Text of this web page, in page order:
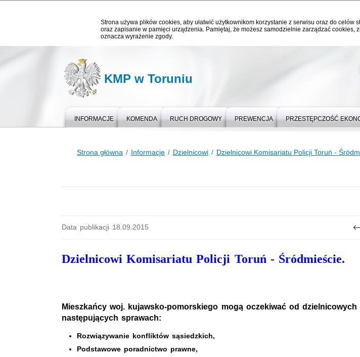
Strona używa plików cookies, aby ułatwić użytkownikom korzystanie z serwisu oraz do
oraz zapisanie w pamięci urządzenia. Pamiętaj, że możesz samodzielnie zarządzać
oznacza wyrażenie zgody.
KMP w Toruniu
INFORMACJE KOMENDA RUCH DROGOWY PREWENCJA PRZESTĘPCZOŚĆ
Strona główna Informacje Dzielnicowi Dzielnicowi Komisariatu Policji Toruń -
Data publikacji 18.09.2015
Dzielnicowi Komisariatu Policji Toruń - Śródmieście.
Mieszkańcy woj. kujawsko-pomorskiego mogą oczekiwać od
następujących sprawach:
Rozwiązywanie konfliktów sąsiedzkich,
Podstawowe poradnictwo prawne,